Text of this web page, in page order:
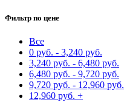
Фильтр по цене
Все
0 руб. - 3,240 руб.
3,240 руб. - 6,480 руб.
6,480 руб. - 9,720 руб.
9,720 руб. - 12,960 руб.
12,960 руб. +